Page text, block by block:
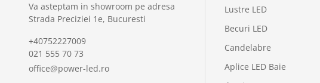
Va asteptam in showroom pe adresa
Strada Preciziei 1e, Bucuresti
+40752227009
021 555 70 73
office@power-led.ro
Lustre LED
Becuri LED
Candelabre
Aplice LED Baie